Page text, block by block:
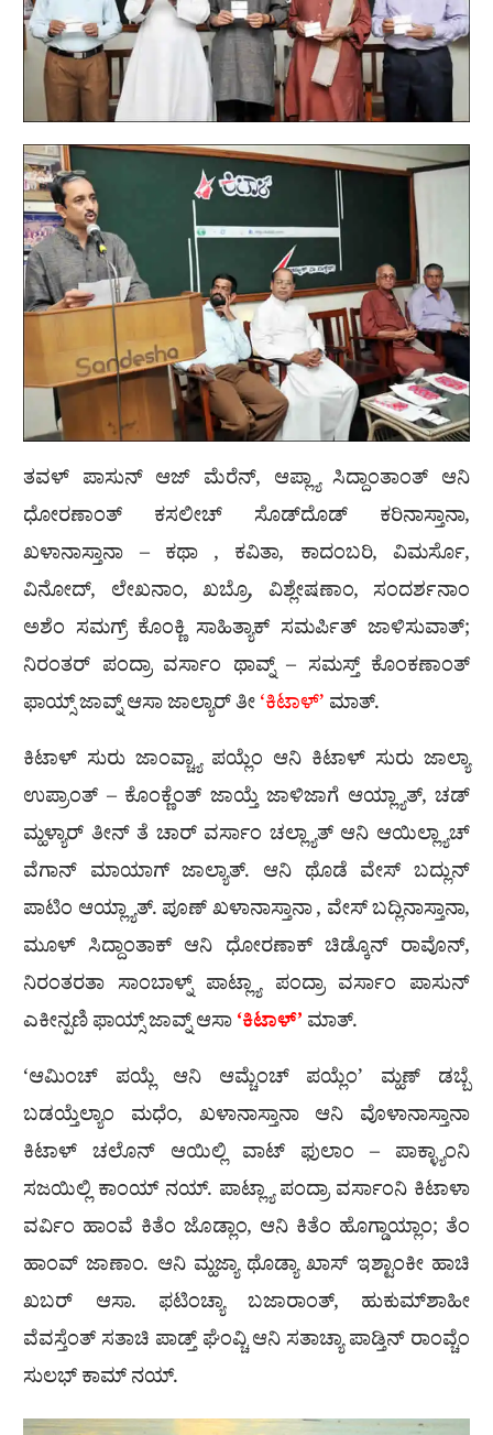
ತವಳ್ ಪಾಸುನ್ ಆಜ್ ಮೆರೆನ್, ಆಪ್ಲ್ಯಾ ಸಿದ್ದಾಂತಾಂತ್ ಆನಿ
ಧೋರಣಾಂತ್ ಕಸಲೀಚ್ ಸೊಡ್‌ದೊಡ್ ಕರಿನಾಸ್ತಾನಾ,
ಖಳಾನಾಸ್ತಾನಾ – ಕಥಾ , ಕವಿತಾ, ಕಾದಂಬರಿ, ವಿಮರ್ಸೊ,
ವಿನೋದ್, ಲೇಖನಾಂ, ಖಬ್ರೊ, ವಿಶ್ಲೇಷಣಾಂ, ಸಂದರ್ಶನಾಂ
ಅಶೆಂ ಸಮಗ್ರ್ ಕೊಂಕ್ಣಿ ಸಾಹಿತ್ಯಾಕ್ ಸಮರ್ಪಿತ್ ಜಾಳಿಸುವಾತ್;
ನಿರಂತರ್ ಪಂದ್ರಾ ವರ್ಸಾಂ ಥಾವ್ನ್ – ಸಮಸ್ತ್ ಕೊಂಕಣಾಂತ್
ಫಾಯ್ಸ್ ಜಾವ್ನ್ ಆಸಾ ಜಾಲ್ಯಾರ್ ತೀ‘ಕಿಟಾಳ್’ ಮಾತ್.
ಕಿಟಾಳ್ ಸುರು ಜಾಂವ್ಚ್ಯಾ ಪಯ್ಲೆಂ ಆನಿ ಕಿಟಾಳ್ ಸುರು ಜಾಲ್ಯಾ
ಉಪ್ರಾಂತ್ – ಕೊಂಕ್ಣೆಂತ್ ಜಾಯ್ತೆ ಜಾಳಿಜಾಗೆ ಆಯ್ಲ್ಯಾತ್, ಚಡ್
ಮ್ಹಳ್ಯಾರ್ ತೀನ್ ತೆ ಚಾರ್ ವರ್ಸಾಂ ಚಲ್ಲ್ಯಾತ್ ಆನಿ ಆಯಿಲ್ಲ್ಯಾಚ್
ವೆಗಾನ್ ಮಾಯಾಗ್ ಜಾಲ್ಯಾತ್. ಆನಿ ಥೊಡೆ ವೇಸ್ ಬದ್ಲುನ್
ಪಾಟಿಂ ಆಯ್ಲ್ಯಾತ್. ಪೂಣ್ ಖಳಾನಾಸ್ತಾನಾ , ವೇಸ್ ಬದ್ಲಿನಾಸ್ತಾನಾ,
ಮೂಳ್ ಸಿದ್ದಾಂತಾಕ್ ಆನಿ ಧೋರಣಾಕ್ ಚಿಡ್ಕೊನ್ ರಾವೊನ್,
ನಿರಂತರತಾ ಸಾಂಬಾಳ್ನ್ ಪಾಟ್ಲ್ಯಾ ಪಂದ್ರಾ ವರ್ಸಾಂ ಪಾಸುನ್
ಎಕೀನ್ಪಣಿ ಫಾಯ್ಸ್ ಜಾವ್ನ್ ಆಸಾ‘ಕಿಟಾಳ್’ ಮಾತ್.
‘ಆಮಿಂಚ್ ಪಯ್ಲೆ ಆನಿ ಆಮ್ಚೆಂಚ್ ಪಯ್ಲೆಂ’ ಮ್ಹಣ್ ಡಬ್ಬೆ
ಬಡಯ್ತೆಲ್ಯಾಂ ಮಧೆಂ, ಖಳಾನಾಸ್ತಾನಾ ಆನಿ ವೊಳಾನಾಸ್ತಾನಾ
ಕಿಟಾಳ್ ಚಲೊನ್ ಆಯಿಲ್ಲಿ ವಾಟ್ ಫುಲಾಂ – ಪಾಕ್ಳ್ಯಾಂನಿ
ಸಜಯಿಲ್ಲಿ ಕಾಂಯ್ ನಯ್. ಪಾಟ್ಲ್ಯಾ ಪಂದ್ರಾ ವರ್ಸಾಂನಿ ಕಿಟಾಳಾ
ವರ್ವಿಂ ಹಾಂವೆ ಕಿತೆಂ ಜೊಡ್ಲಾಂ, ಆನಿ ಕಿತೆಂ ಹೊಗ್ಡಾಯ್ಲಾಂ; ತೆಂ
ಹಾಂವ್ ಜಾಣಾಂ. ಆನಿ ಮ್ಹಜ್ಯಾ ಥೊಡ್ಯಾ ಖಾಸ್ ಇಶ್ಟಾಂಕೀ ಹಾಚಿ
ಖಬರ್ ಆಸಾ. ಫಟಿಂಚ್ಯಾ ಬಜಾರಾಂತ್, ಹುಕುಮ್‌ಶಾಹೀ
ವೆವಸ್ತೆಂತ್ ಸತಾಚಿ ಪಾಡ್ತ್ ಘೆಂವ್ಚಿ ಆನಿ ಸತಾಚ್ಯಾ ಪಾಡ್ತಿನ್ ರಾಂವ್ಚೆಂ
ಸುಲಭ್ ಕಾಮ್ ನಯ್.